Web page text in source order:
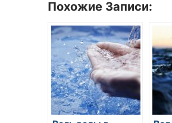
Похожие Записи: